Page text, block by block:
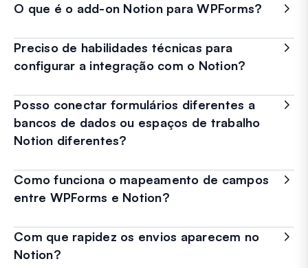
O que é o add-on Notion para WPForms?
Preciso de habilidades técnicas para
configurar a integração com o Notion?
Posso conectar formulários diferentes a
bancos de dados ou espaços de trabalho
Notion diferentes?
Como funciona o mapeamento de campos
entre WPForms e Notion?
Com que rapidez os envios aparecem no
Notion?